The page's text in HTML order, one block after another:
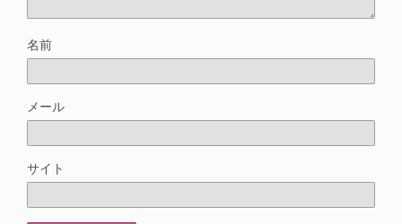
名前
メール
サイト